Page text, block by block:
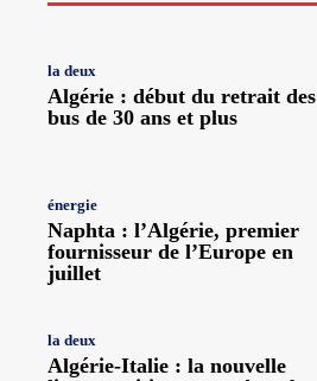
la deux
Algérie : début du retrait des
bus de 30 ans et plus
énergie
Naphta : l’Algérie, premier
fournisseur de l’Europe en
juillet
la deux
Algérie-Italie : la nouvelle